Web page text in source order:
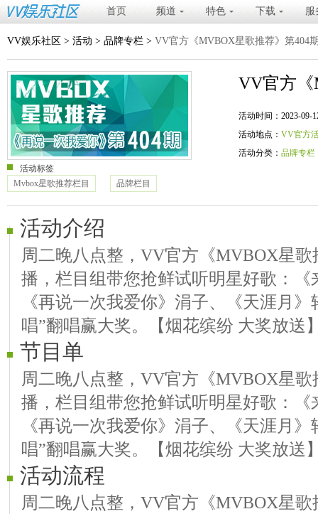
首页 频道 特色 下载 服
VV娱乐社区 > 活动 > 品牌专栏 > VV官方《MVBOX星歌推荐》第404
VV官方《
活动时间：2023-09-
活动地点： VV官方
活动分类： 品牌专栏
活动标签
Mvbox星歌推荐栏目
品牌栏目
活动介绍
周二晚八点整，VV官方《MVBOX星歌
播，栏目组带您抢鲜试听明星好歌：《
《再说一次我爱你》涓子、《天涯月
唱”翻唱赢大奖。【烟花缤纷 大奖放送
节目单
周二晚八点整，VV官方《MVBOX星歌
播，栏目组带您抢鲜试听明星好歌：《
《再说一次我爱你》涓子、《天涯月
唱”翻唱赢大奖。【烟花缤纷 大奖放送
活动流程
周二晚八点整，VV官方《MVBOX星歌